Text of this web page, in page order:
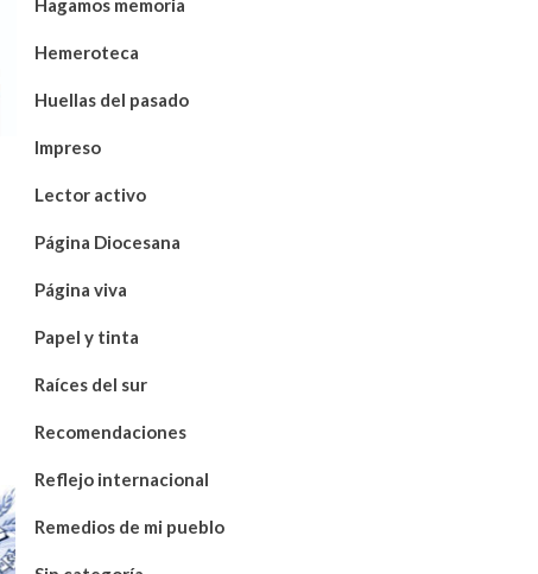
Hagamos memoria
Hemeroteca
Huellas del pasado
Impreso
Lector activo
Página Diocesana
Página viva
Papel y tinta
Raíces del sur
Recomendaciones
Reflejo internacional
Remedios de mi pueblo